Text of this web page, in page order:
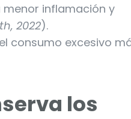
inflamación y
2022).
consumo excesivo
los